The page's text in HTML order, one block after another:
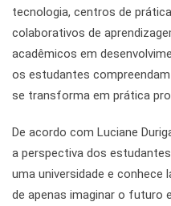
tecnologia, centros de
colaborativos de
acadêmicos em
os estudantes
se transforma em prática
De acordo com Luciane
a perspectiva dos
uma universidade e conhece
de apenas imaginar o futuro